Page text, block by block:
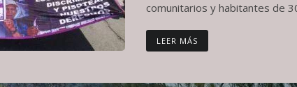
comunitarios y habitantes de
LEER MÁS